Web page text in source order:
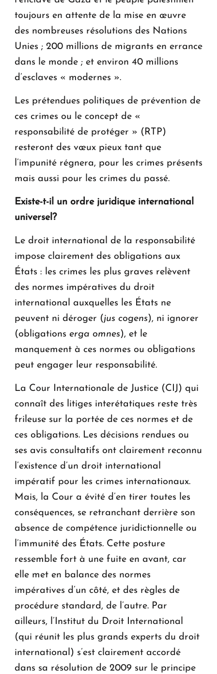
toujours en attente de la mise en œuvre
des nombreuses résolutions des Nations
Unies ; 200 millions de migrants en errance
dans le monde ; et environ 40 millions
d’esclaves « modernes ».
Les prétendues politiques de prévention de
ces crimes ou le concept de «
responsabilité de protéger » (RTP)
resteront des vœux pieux tant que
l’impunité régnera, pour les crimes présents
mais aussi pour les crimes du passé.
Existe-t-il un ordre juridique international
universel?
Le droit international de la responsabilité
impose clairement des obligations aux
États : les crimes les plus graves relèvent
des normes impératives du droit
international auxquelles les États ne
peuvent ni déroger (jus cogens), ni ignorer
(obligations erga omnes), et le
manquement à ces normes ou obligations
peut engager leur responsabilité.
La Cour Internationale de Justice (CIJ) qui
connaît des litiges interétatiques reste très
frileuse sur la portée de ces normes et de
ces obligations. Les décisions rendues ou
ses avis consultatifs ont clairement reconnu
l’existence d’un droit international
impératif pour les crimes internationaux.
Mais, la Cour a évité d’en tirer toutes les
conséquences, se retranchant derrière son
absence de compétence juridictionnelle ou
l’immunité des États. Cette posture
ressemble fort à une fuite en avant, car
elle met en balance des normes
impératives d’un côté, et des règles de
procédure standard, de l’autre. Par
ailleurs, l’Institut du Droit International
(qui réunit les plus grands experts du droit
international) s’est clairement accordé
dans sa résolution de 2009 sur le principe